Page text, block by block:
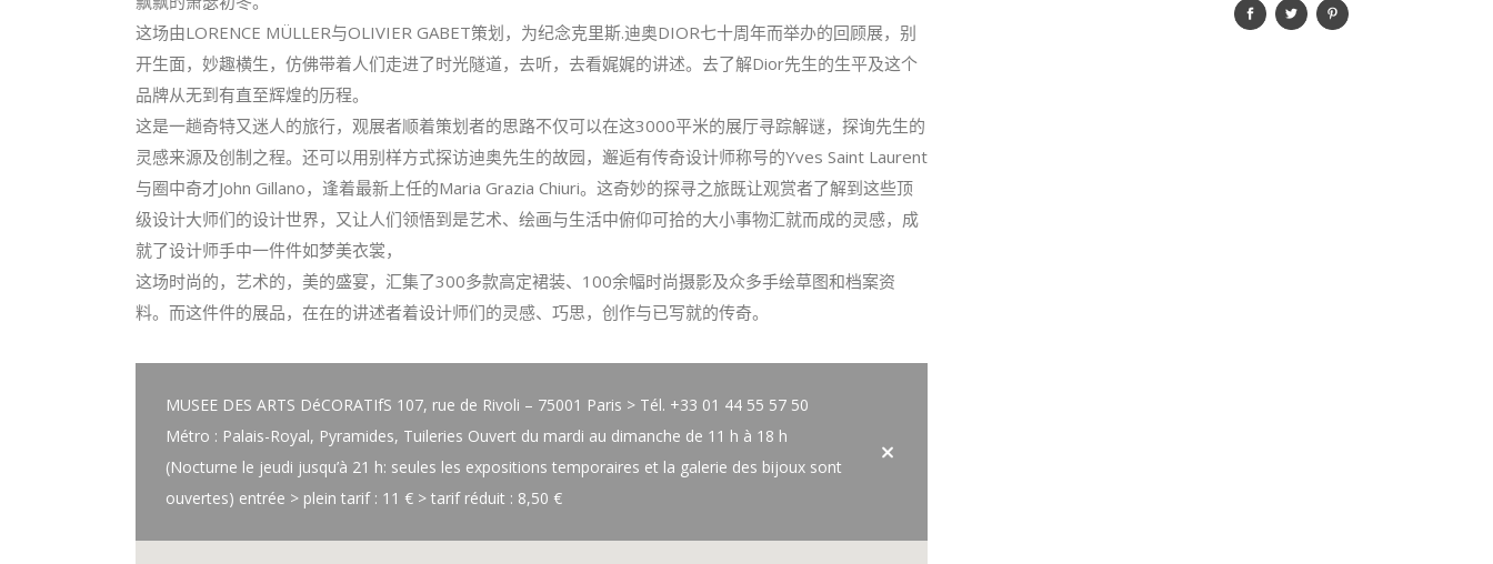
这场由LORENCE MÜLLER与OLIVIER GABET策划，为纪念克里斯.迪奥DIOR七十周年而举办的回顾展，别
开生面，妙趣横生， 仿佛带着人们走进了时光隧道，去听，去看娓娓的讲述。 去了解Dior先生的生平及这个
品牌从无到有直至辉煌的历程。
这是一趟奇特又迷人的旅行，观展者顺着策划者的思路不仅可以在这3000平米的展厅寻踪解谜，探询先生的
灵感来源及创制之程。还可以用别样方式探访迪奥先生的故园，邂逅有传奇设计师称号的Yves Saint Laurent
与圈中奇才John Gillano，逢着最新上任的Maria Grazia Chiuri。 这奇妙的探寻之旅既让观赏者了解到这些顶
级设计大师们的设计世界，又让人们领悟到是艺术、 绘画与生活中俯仰可拾的大小事物汇就而成的灵感， 成
就了设计师手中一件件如梦美衣裳，
这场时尚的，艺术的，美的盛宴，汇集了300多款高定裙装、 100余幅时尚摄影及众多手绘草图和档案资
料。而这件件的展品， 在在的讲述者着设计师们的灵感、巧思，创作与已写就的传奇。
MUSEE DES ARTS DéCORATIfS 107, rue de Rivoli – 75001 Paris > Tél. +33 01 44 55 57 50
Métro : Palais-Royal, Pyramides, Tuileries Ouvert du mardi au dimanche de 11 h à 18 h
(Nocturne le jeudi jusqu’à 21 h: seules les expositions temporaires et la galerie des bijoux sont
ouvertes) entrée > plein tarif : 11 € > tarif réduit : 8,50 €